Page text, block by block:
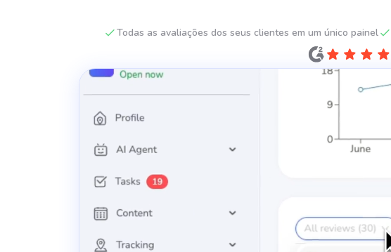
Todas as avaliações dos seus clientes em um único painel